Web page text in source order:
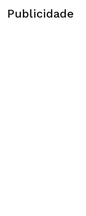
Publicidade